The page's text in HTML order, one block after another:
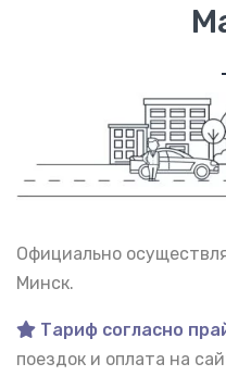
Официально
Минск.
Тариф согласно
поездок и оплата на